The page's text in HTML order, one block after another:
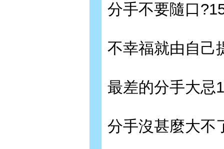
分手不要隨口
不幸福就由自己
最差的分手大忌
分手沒甚麼大不